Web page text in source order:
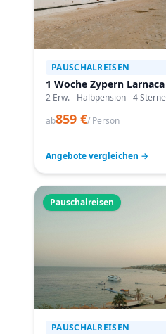
PAUSCHALREISEN
1 Woche Zypern Larnaca
2 Erw. - Halbpension - 4 Sterne
ab859 €/ Person
Angebote vergleichen →
Pauschalreisen
PAUSCHALREISEN